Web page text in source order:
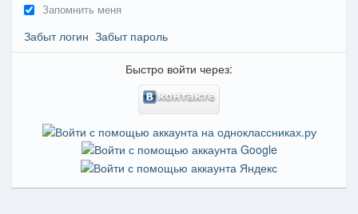
Запомнить меня
Забыт логин Забыт пароль
Быстро войти через: